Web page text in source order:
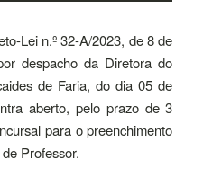
Lei n.º 32-A/2023, de 8 de
despacho da Diretora do
de Faria, do dia 05 de
aberto, pelo prazo de 3
para o preenchimento
Professor.